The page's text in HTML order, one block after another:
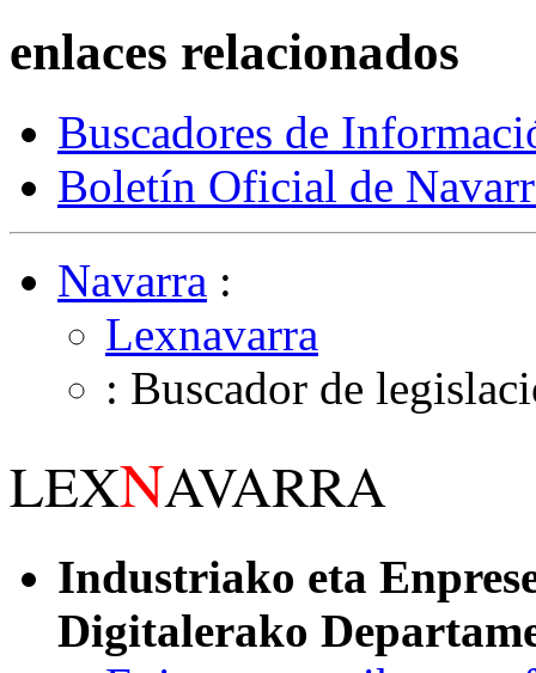
enlaces relacionados
Buscadores de
Boletín Oficial de
Navarra :
Lexnavarra
: Buscador de
LEXNAVARRA
Industriako eta
Digitalerako